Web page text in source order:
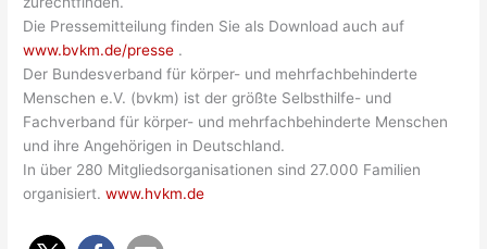
Die Pressemitteilung finden Sie als Download auch auf
www.bvkm.de/presse .
Der Bundesverband für körper- und mehrfachbehinderte
Menschen e.V. (bvkm) ist der größte Selbsthilfe- und
Fachverband für körper- und mehrfachbehinderte Menschen
und ihre Angehörigen in Deutschland.
In über 280 Mitgliedsorganisationen sind 27.000 Familien
organisiert.www.hvkm.de